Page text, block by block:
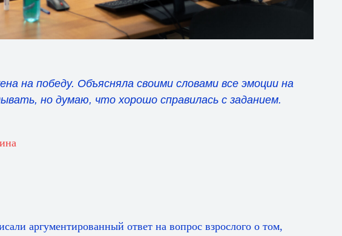
на победу. Объясняла своими словами все эмоции на
но думаю, что хорошо справилась с заданием.
аргументированный ответ на вопрос взрослого о том,